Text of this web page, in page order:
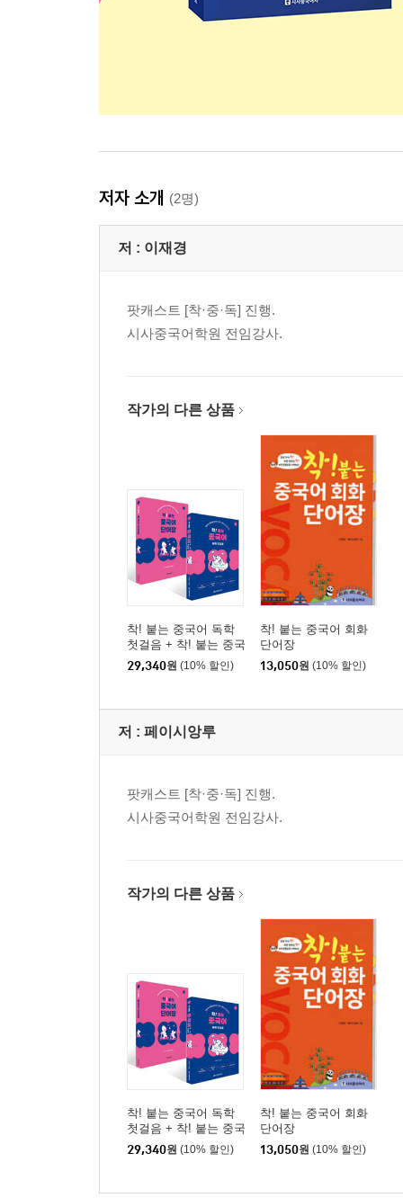
저자 소개 (2명)
저 : 이재경
팟캐스트 [착·중·독] 진행.
시사중국어학원 전임강사.
작가의 다른 상품
착! 붙는 중국어 독학
첫걸음 + 착! 붙는 중국
어 단어장 세트
29,340원 (10% 할인)
착! 붙는 중국어 회화
단어장
13,050원 (10% 할인)
저 : 페이시앙루
팟캐스트 [착·중·독] 진행.
시사중국어학원 전임강사.
작가의 다른 상품
착! 붙는 중국어 독학
첫걸음 + 착! 붙는 중국
어 단어장 세트
29,340원 (10% 할인)
착! 붙는 중국어 회화
단어장
13,050원 (10% 할인)